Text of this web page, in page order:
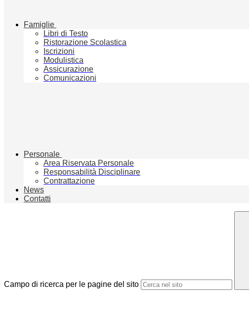
Famiglie
Libri di Testo
Ristorazione Scolastica
Iscrizioni
Modulistica
Assicurazione
Comunicazioni
Personale
Area Riservata Personale
Responsabilità Disciplinare
Contrattazione
News
Contatti
Campo di ricerca per le pagine del sito